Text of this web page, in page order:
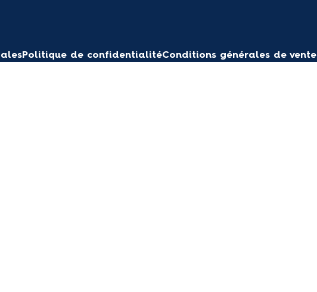
Politique de confidentialitéConditions générales de vente